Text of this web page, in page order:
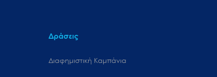
Δράσεις
Διαφημιστική Καμπάνια